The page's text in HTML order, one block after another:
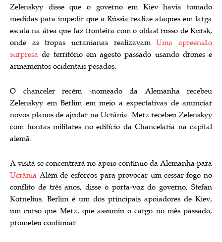
Zelenskyy disse que o governo em Kiev havia tomado
medidas para impedir que a Rússia realize ataques em larga
escala na área que faz fronteira com o oblast russo de Kursk,
onde as tropas ucranianas realizavamUma apreensão
surpresa de território em agosto passado usando drones e
armamentos ocidentais pesados.
O chanceler recém -nomeado da Alemanha recebeu
Zelenskyy em Berlim em meio a expectativas de anunciar
novos planos de ajudar na Ucrânia. Merz recebeu Zelenskyy
com honras militares no edifício da Chancelaria na capital
alemã.
A visita se concentrará no apoio contínuo da Alemanha para
Ucrânia Além de esforços para provocar um cessar-fogo no
conflito de três anos, disse o porta-voz do governo, Stefan
Kornelius. Berlim é um dos principais apoiadores de Kiev,
um curso que Merz, que assumiu o cargo no mês passado,
prometeu continuar.